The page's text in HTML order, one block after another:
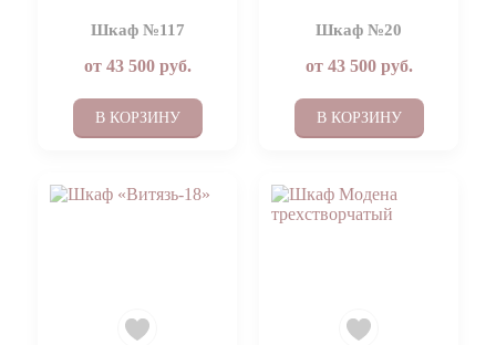
Шкаф №117
от 43 500руб.
В КОРЗИНУ
Шкаф №20
от 43 500руб.
В КОРЗИНУ